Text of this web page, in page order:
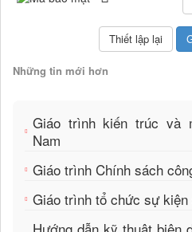
Những tin mới hơn
Giáo trình kiến trúc và
Nam
Giáo trình Chính sách
Giáo trình tổ chức sự kiện